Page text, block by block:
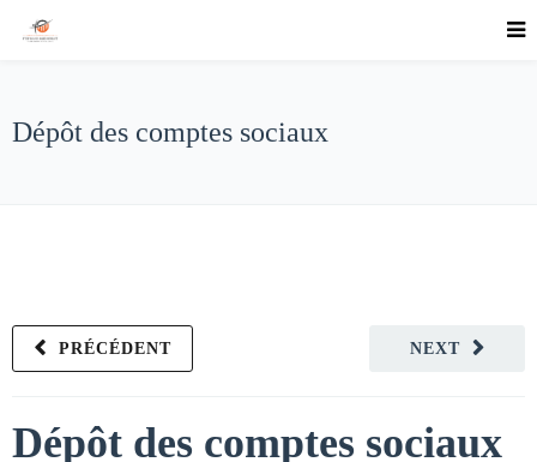
Dépôt des comptes sociaux
NEXT
PRÉCÉDENT
Dépôt des comptes sociaux